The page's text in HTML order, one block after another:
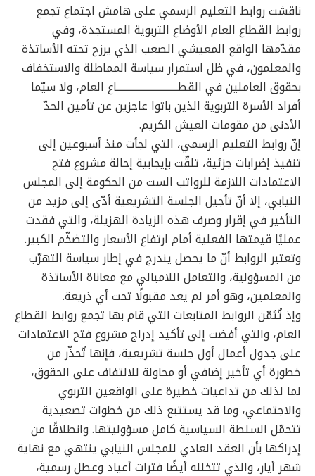
ناقشت روابط التعليم الرسمي على هامش اجتماع تجمع
روابط القطاع العام الأوضاع التربوية المستجدة، وفي
مقدّمها الواقع المعيشي الصعب الذي يرزح تحته الأساتذة
والمعلمون، في ظل استمرار سياسة المماطلة والاستخفاف
بحقوق العاملين في القطـــــــــــــــــــــــــــــاع العام، ولا سيّما
أفراد الأسرة التربوية الذين باتوا عاجزين عن تأمين الحدّ
الأدنى من مقومات العيش الكريم.
إنّ روابط التعليم الرسمي، التي لجأت منذ أسبوعين إلى
تنفيذ إضرابات جزئية، تلقّت بإيجابية إحالة مشروع فتح
الاعتمادات اللازمة للرواتب الست من الحكومة إلى المجلس
النيابي، إلا أنّ تأجيل الجلسة التشريعية أدّى إلى مزيد من
التأخير في إقرار وصرف هذه الزيادة الهزيلة، والتي فقدت
عمليًا قيمتها الفعلية أمام ارتفاع الأسعار والتضخّم الكبير.
وتعتبر الروابط أنّ ما يحصل يندرج في إطار سياسة التهرّب
من المسؤولية، والتعامل اللامبالي مع معاناة الأساتذة
والمعلمين، وهو أمر لم يعد مقبولًا تحت أي ذريعة.
وإذ تُثمّن الروابط المتابعات التي قام بها تجمع روابط القطاع
العام، والتي أفضت إلى تأكيد إدراج مشروع فتح الاعتمادات
على جدول أعمال أول جلسة تشريعية، فإنها تُحذّر من
خطورة أي تأخير إضافي أو محاولة للالتفاف على الحقوق،
لما لذلك من تداعيات خطيرة على الواقعين التربوي
والاجتماعي، وما قد يستتبع ذلك من خطوات تصعيدية
تتحمّل السلطة السياسية كامل مسؤوليتها. وانطلاقًا من
إدراكها بأن العقد العادي للمجلس النيابي ينتهي مع نهاية
شهر أيار، والذي تتخلله أيضًا فترات أعياد وعطل رسمية،